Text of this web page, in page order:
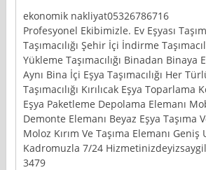
ekonomik nakliyat05326786716
Profesyonel Ekibimizle. Ev Eşyası
Taşımacılığı Şehir İçi İndirme
Yükleme Taşımacılığı Binadan Binaya
Aynı Bina İçi Eşya Taşımacılığı Her
Taşımacılığı Kırılıcak Eşya Toparlama
Eşya Paketleme Depolama Elemanı
Demonte Elemanı Beyaz Eşya Taşıma
Moloz Kırım Ve Taşıma Elemanı Geniş
Kadromuzla 7/24
3479